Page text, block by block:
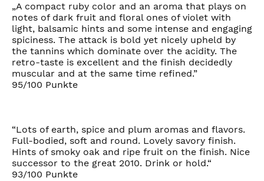
„A compact ruby color and an aroma that plays on
notes of dark fruit and floral ones of violet with
light, balsamic hints and some intense and engaging
spiciness. The attack is bold yet nicely upheld by
the tannins which dominate over the acidity. The
retro-taste is excellent and the finish decidedly
muscular and at the same time refined.”
95/100 Punkte
“Lots of earth, spice and plum aromas and flavors.
Full-bodied, soft and round. Lovely savory finish.
Hints of smoky oak and ripe fruit on the finish. Nice
successor to the great 2010. Drink or hold.“
93/100 Punkte